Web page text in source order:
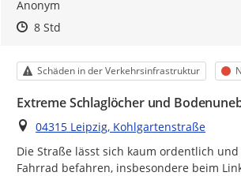
Anonym
Zeitpunkt des Erstellens
Zeitpunkt des Erstellens
8 StdZur Äußerung
Kategorie
Schäden in der Verkehrsinfrastruktur
Extreme Schlaglöcher und
Ort
04315 Leipzig, Kohlgartenstraße
Die Straße lässt sich kaum ordentlich
Fahrrad befahren, insbesondere beim